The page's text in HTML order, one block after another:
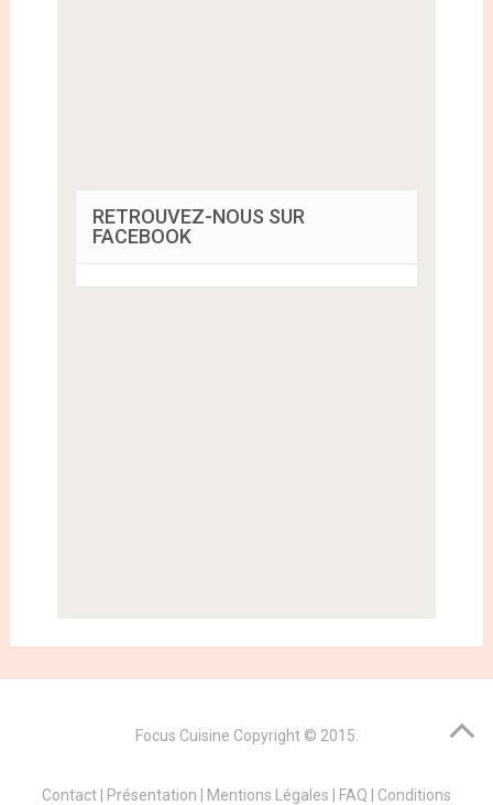
RETROUVEZ-NOUS SUR
FACEBOOK
Focus Cuisine Copyright © 2015.
Contact Présentation Mentions Légales FAQ Conditions